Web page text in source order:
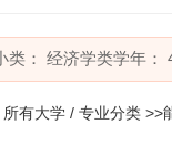
类： 经济学类学年：
所有大学 / 专业分类 >>